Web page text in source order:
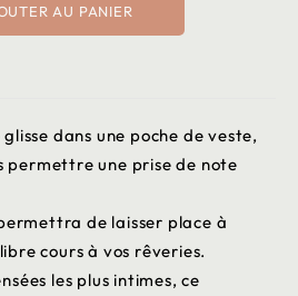
AU PANIER
dans une poche de veste,
permettre une prise de note
de laisser place à
cours à vos rêveries.
les plus intimes, ce